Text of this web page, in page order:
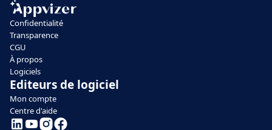
Confidentialité
Transparence
CGU
À propos
Logiciels
Editeurs de logiciel
Mon compte
Centre d'aide